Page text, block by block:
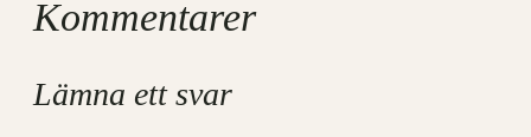
Kommentarer
Lämna ett svar